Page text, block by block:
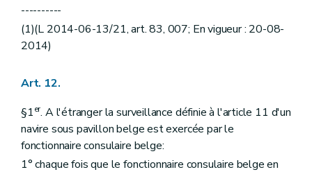
----------
(1)(L 2014-06-13/21, art. 83, 007; En vigueur : 20-08-
2014)
Art. 12.
§1er. A l'étranger la surveillance définie à l'article 11 d'un
navire sous pavillon belge est exercée par le
fonctionnaire consulaire belge:
1° chaque fois que le fonctionnaire consulaire belge en